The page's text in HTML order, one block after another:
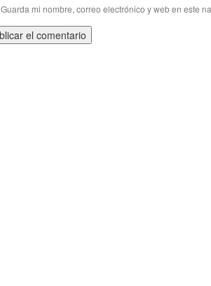
Guarda mi nombre, correo electrónico y web en este